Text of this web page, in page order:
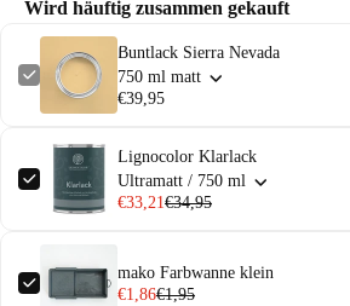
Wird häuftig zusammen gekauft
Buntlack Sierra Nevada
750 ml matt
€39,95
Lignocolor Klarlack
Ultramatt / 750 ml
€33,21€34,95
mako Farbwanne klein
€1,86€1,95